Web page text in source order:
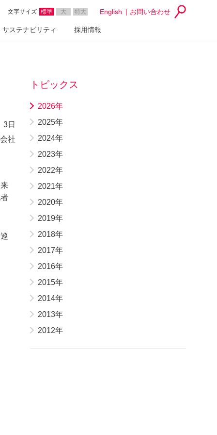
文字サイズ 標準 大 特大 English お問い合わせ
サステナビリティ 採用情報
3日
社
トピックス
2026年
2025年
2024年
2023年
2022年
2021年
2020年
2019年
2018年
2017年
2016年
2015年
2014年
2013年
2012年